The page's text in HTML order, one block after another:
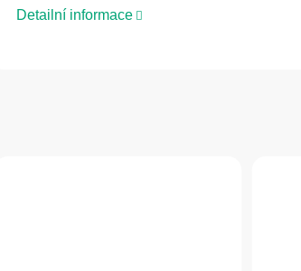
Detailní informace